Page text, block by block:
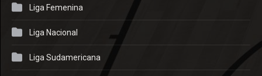
Liga Femenina
Liga Nacional
Liga Sudamericana